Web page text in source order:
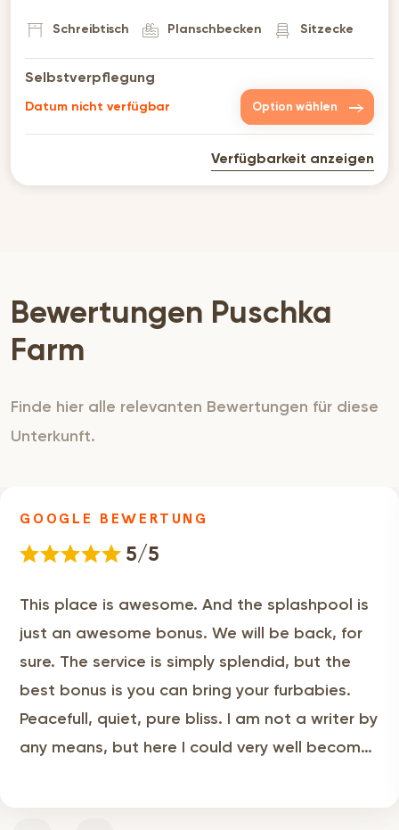
Schreibtisch Planschbecken Sitzecke
Selbstverpflegung
Datum nicht verfügbar Option wählen
Verfügbarkeit anzeigen
Bewertungen Puschka
Farm
Finde hier alle relevanten Bewertungen für diese
Unterkunft.
GOOGLE BEWERTUNG
5/5
This place is awesome. And the splashpool is
just an awesome bonus. We will be back, for
sure. The service is simply splendid, but the
best bonus is you can bring your furbabies.
Peacefull, quiet, pure bliss. I am not a writer by
any means, but here I could very well become